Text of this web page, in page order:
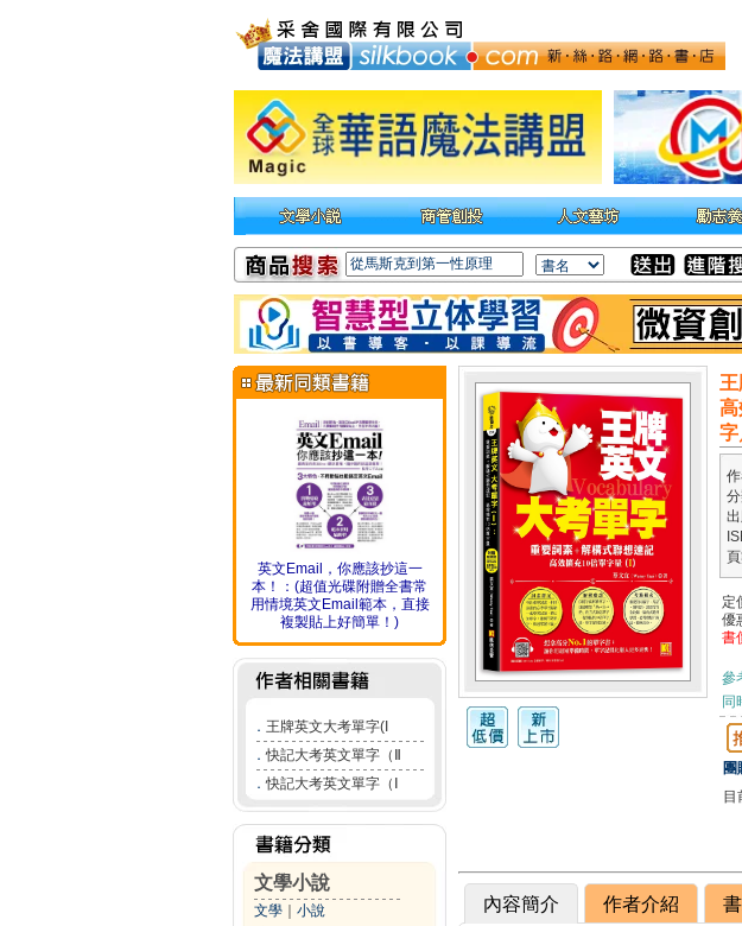
英文Email，你應該抄這一
本！：(超值光碟附贈全書常
用情境英文Email範本，直接
複製貼上好簡單！)
． 王牌英文大考單字(I
．快記大考英文單字（Ⅱ
．快記大考英文單字（Ⅰ
文學小說
文學 小說
高
字
作
分
出
定
優
書
參
同
團
目
內容簡介 作者介紹